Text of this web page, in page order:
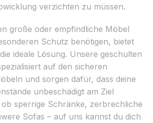
verzichten zu müssen.
große oder empfindliche Möbel
Schutz benötigen, bietet
ideale Lösung. Unsere geschulten
auf den sicheren
und sorgen dafür, dass deine
unbeschädigt am Ziel
ob sperrige Schränke, zerbrechliche
Sofas – auf uns kannst du dich